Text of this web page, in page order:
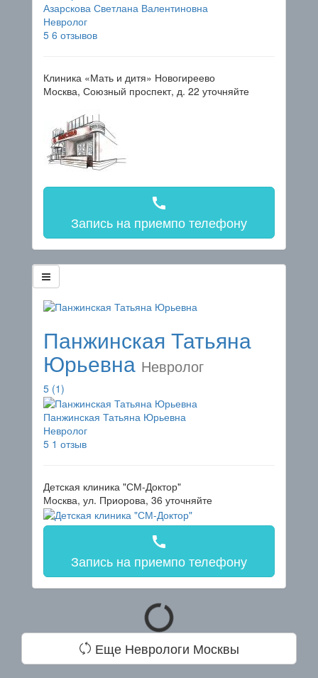
Азарскова Светлана Валентиновна
Невролог
5 6 отзывов
Клиника «Мать и дитя» Новогиреево
Москва, Союзный проспект, д. 22 уточняйте
call
Запись на приемпо телефону
Панжинская Татьяна
Юрьевна Невролог
5 (1)
Панжинская Татьяна Юрьевна
Невролог
5 1 отзыв
Детская клиника "СМ-Доктор"
Москва, ул. Приорова, 36 уточняйте
call
Запись на приемпо телефону
Еще Неврологи Москвы